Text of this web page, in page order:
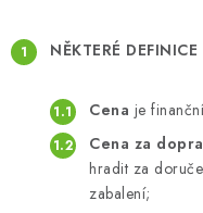
NĚKTERÉ DEFINICE
Cena je
Cena za
hradit za
zabalení;